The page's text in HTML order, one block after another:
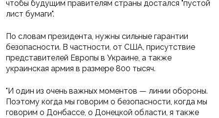
чтобы будущим правителям страны достался "пустой
лист бумаги".
По словам президента, нужны сильные гарантии
безопасности. В частности, от США, присутствие
представителей Европы в Украине, а также
украинская армия в размере 800 тысяч.
"И один из очень важных моментов — линии обороны.
Поэтому когда мы говорим о безопасности, когда мы
говорим о Донбассе, о Донецкой области, я также